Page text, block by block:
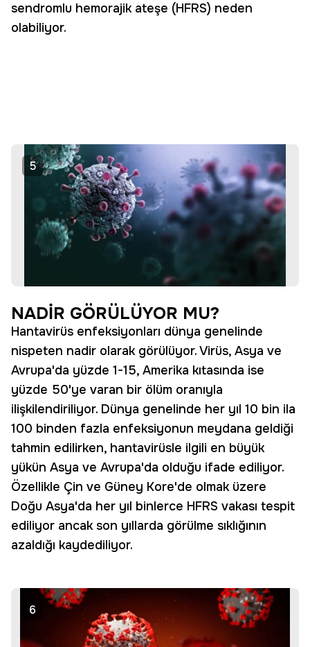
sendromlu hemorajik ateşe (HFRS) neden
olabiliyor.
5
NADİR GÖRÜLÜYOR MU?
Hantavirüs enfeksiyonları dünya genelinde
nispeten nadir olarak görülüyor. Virüs, Asya ve
Avrupa'da yüzde 1-15, Amerika kıtasında ise
yüzde 50'ye varan bir ölüm oranıyla
ilişkilendiriliyor. Dünya genelinde her yıl 10 bin ila
100 binden fazla enfeksiyonun meydana geldiği
tahmin edilirken, hantavirüsle ilgili en büyük
yükün Asya ve Avrupa'da olduğu ifade ediliyor.
Özellikle Çin ve Güney Kore'de olmak üzere
Doğu Asya'da her yıl binlerce HFRS vakası tespit
ediliyor ancak son yıllarda görülme sıklığının
azaldığı kaydediliyor.
6